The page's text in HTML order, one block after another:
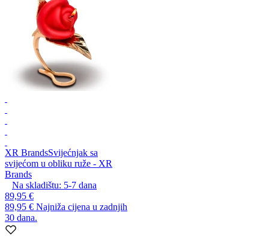
XR BrandsSvijećnjak sa
svijećom u obliku ruže - XR
Brands
Na skladištu: 5-7 dana
89,95 €
89,95 € Najniža cijena u zadnjih
30 dana.